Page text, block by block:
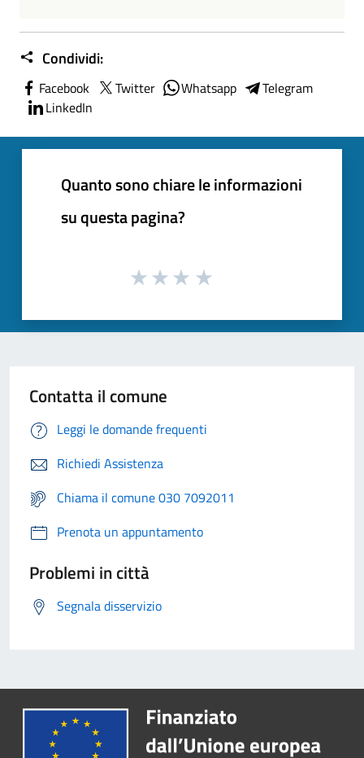
Condividi:
Facebook Twitter Whatsapp
Telegram
LinkedIn
Quanto sono chiare le informazioni
su questa pagina?
Contatta il comune
Leggi le domande frequenti
Richiedi Assistenza
Chiama il comune 030 7092011
Prenota un appuntamento
Problemi in città
Segnala disservizio